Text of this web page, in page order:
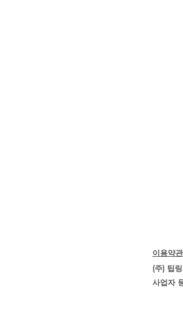
이용약
(주) 팁
사업자